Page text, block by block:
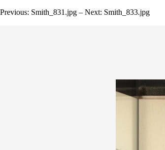
Previous: Smith_831.jpg – Next: Smith_833.jpg